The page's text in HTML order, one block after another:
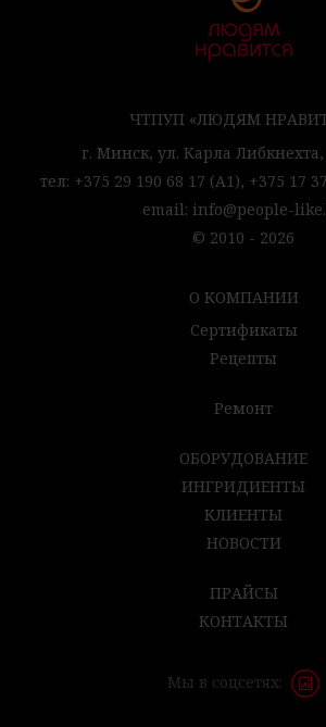
ЧТПУП «ЛЮДЯМ
г. Минск, ул. Карла Либкнехта,
тел: +375 29 190 68 17 (А1), +375 17
email: info@people-
© 2010 - 2026
О КОМПАНИИ
Сертификаты
Рецепты
Ремонт
ОБОРУДОВАНИЕ
ИНГРИДИЕНТЫ
КЛИЕНТЫ
НОВОСТИ
ПРАЙСЫ
КОНТАКТЫ
Мы в соцсетях: